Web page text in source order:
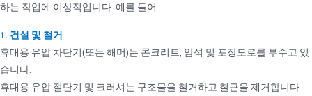
하는 작업에 이상적입니다. 예를 들어:
1. 건설 및 철거
휴대용 유압 차단기(또는 해머)는 콘크리트, 암석 및 포장도로를 부수고 있
습니다.
휴대용 유압 절단기 및 크러셔는 구조물을 철거하고 철근을 제거합니다.